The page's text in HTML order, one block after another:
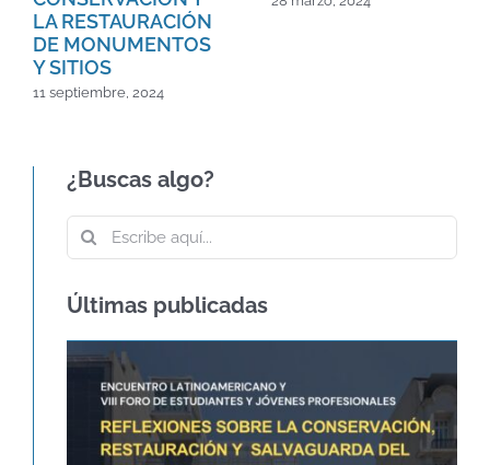
LA RESTAURACIÓN
DE MONUMENTOS
Y SITIOS
11 septiembre, 2024
¿Buscas algo?
Buscar:
Últimas publicadas